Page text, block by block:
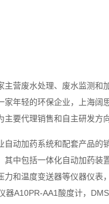
废水处理、废水监测和
年轻的环保企业，上海
要代理销售和自主研发方
加药系统和配套产品的
其中包括一体化自动加药
和温度变送器等仪器仪
器A10PR-AA1酸度计，